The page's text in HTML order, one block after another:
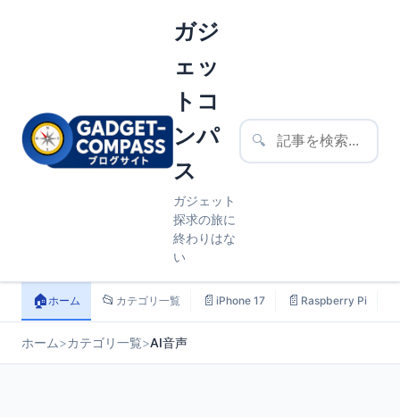
ガジ
ェッ
トコ
ンパ
ス
ガジェット
探求の旅に
終わりはな
い
🔍
🏠ホーム 📂 カテゴリ一覧 📄 iPhone 17 📄 Raspberry Pi
ホーム>カテゴリ一覧>AI音声